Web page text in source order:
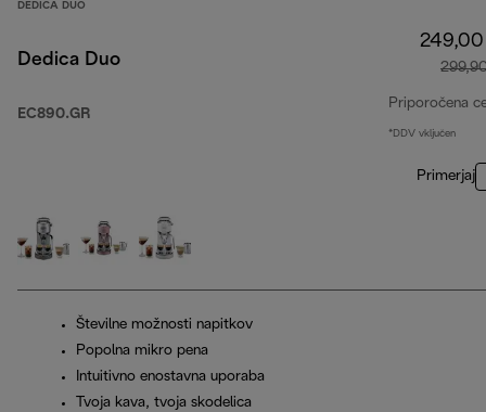
DEDICA DUO
Dedica Duo
EC890.GR
Priporočena
*DDV vključen
Primerjaj
Številne možnosti napitkov
Popolna mikro pena
Intuitivno enostavna uporaba
Tvoja kava, tvoja skodelica